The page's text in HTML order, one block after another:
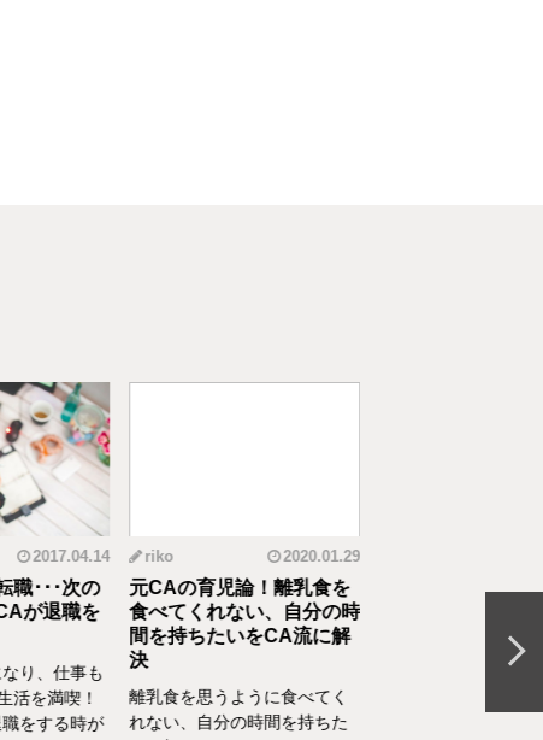
2017.04.14
職･･･次の
が退職を
り、仕事も
を満喫！
をする時が
riko 2020.01.29
元CAの育児論！離乳食を
食べてくれない、自分の時
間を持ちたいをCA流に解
決
離乳食を思うように食べてく
れない、自分の時間を持ちた
【CAの起業ストー
ら、「好き」を仕
までを一挙大公開！